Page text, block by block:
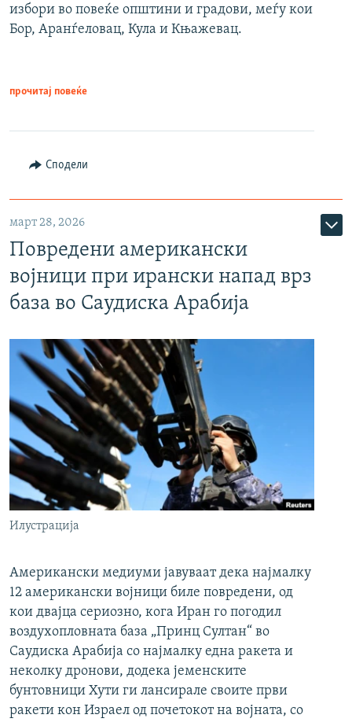
избори во повеќе општини и градови, меѓу кои
Бор, Аранѓеловац, Кула и Књажевац.
прочитај повеќе
Сподели
март 28, 2026
Повредени американски
војници при ирански напад врз
база во Саудиска Арабија
Илустрација
Американски медиуми јавуваат дека најмалку
12 американски војници биле повредени, од
кои двајца сериозно, кога Иран го погодил
воздухопловната база „Принц Султан“ во
Саудиска Арабија со најмалку една ракета и
неколку дронови, додека јеменските
бунтовници Хути ги лансирале своите први
ракети кон Израел од почетокот на војната, со